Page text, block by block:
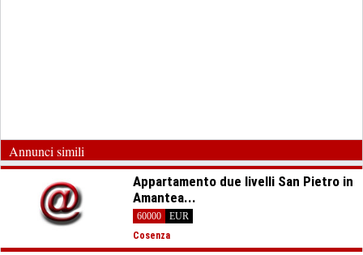
Annunci simili
Appartamento due livelli San Pietro in
Amantea...
60000
EUR
Cosenza